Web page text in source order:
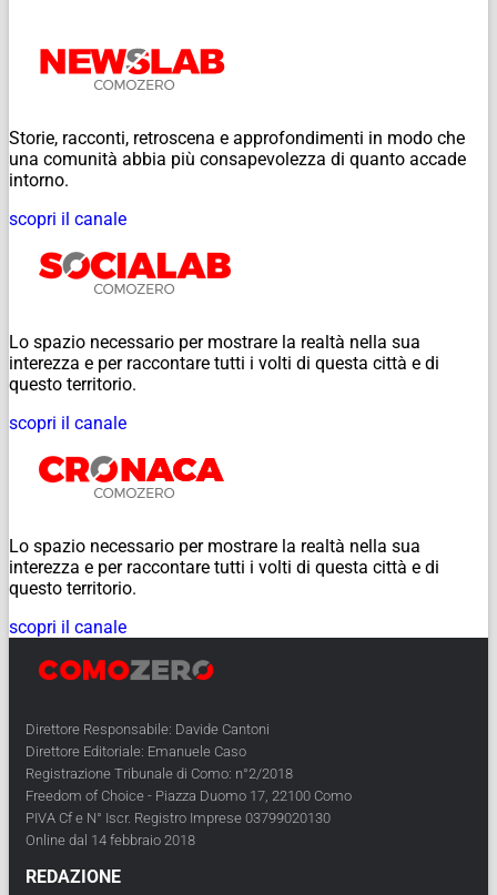
Storie, racconti, retroscena e approfondimenti in modo che
una comunità abbia più consapevolezza di quanto accade
intorno.
scopri il canale
Lo spazio necessario per mostrare la realtà nella sua
interezza e per raccontare tutti i volti di questa città e di
questo territorio.
scopri il canale
Lo spazio necessario per mostrare la realtà nella sua
interezza e per raccontare tutti i volti di questa città e di
questo territorio.
scopri il canale
Direttore Responsabile: Davide Cantoni
Direttore Editoriale: Emanuele Caso
Registrazione Tribunale di Como: n°2/2018
Freedom of Choice - Piazza Duomo 17, 22100 Como
PIVA Cf e N° Iscr. Registro Imprese 03799020130
Online dal 14 febbraio 2018
REDAZIONE